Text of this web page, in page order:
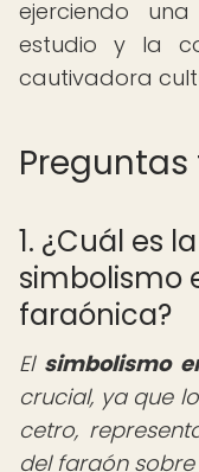
ejerciendo
estudio y la
cautivadora
1. ¿Cuál es
simbolismo
faraónica?
El simbolismo
crucial, ya que
cetro,
del faraón sobre